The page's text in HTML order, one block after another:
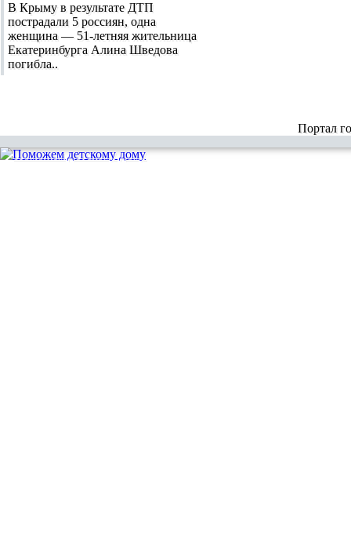
В Крыму в результате ДТП
пострадали 5 россиян, одна
женщина — 51-летняя жительница
Екатеринбурга Алина Шведова
погибла..
Портал